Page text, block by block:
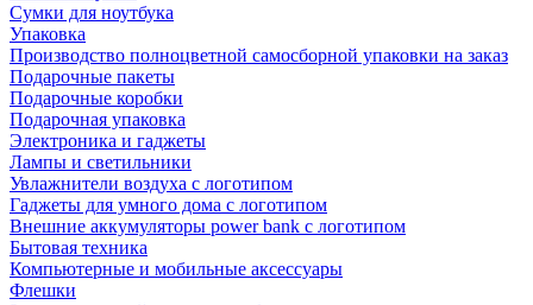
Сумки для ноутбука
Упаковка
Производство полноцветной самосборной упаковки на заказ
Подарочные пакеты
Подарочные коробки
Подарочная упаковка
Электроника и гаджеты
Лампы и светильники
Увлажнители воздуха с логотипом
Гаджеты для умного дома с логотипом
Внешние аккумуляторы power bank с логотипом
Бытовая техника
Компьютерные и мобильные аксессуары
Флешки